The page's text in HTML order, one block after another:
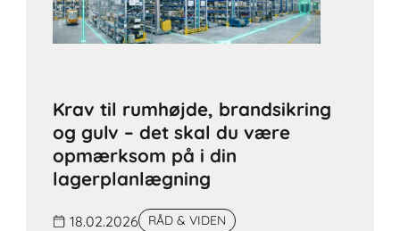
Krav til rumhøjde, brandsikring
og gulv – det skal du være
opmærksom på i din
lagerplanlægning
18.02.2026 RÅD & VIDEN